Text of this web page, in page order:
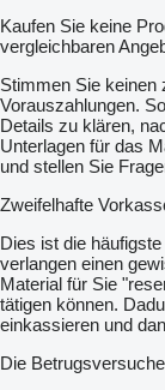
Kaufen Sie keine
vergleichbaren
Stimmen Sie keinen
Vorauszahlungen.
Details zu klären,
Unterlagen für das
und stellen Sie
Zweifelhafte
Dies ist die
verlangen einen
Material für Sie
tätigen können.
einkassieren und
Die